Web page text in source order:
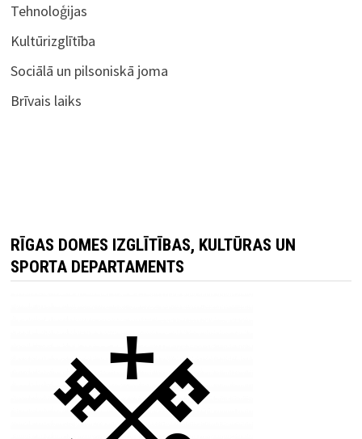
Tehnoloģijas
Kultūrizglītība
Sociālā un pilsoniskā joma
Brīvais laiks
RĪGAS DOMES IZGLĪTĪBAS, KULTŪRAS UN
SPORTA DEPARTAMENTS